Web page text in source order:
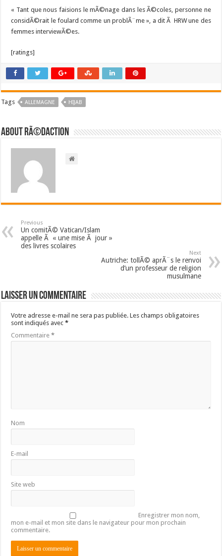
« Tant que nous faisions le mÃ©nage dans les Ã©coles, personne ne
considÃ©rait le foulard comme un problÃ¨me », a dit Ã HRW une des
femmes interviewÃ©es.
[ratings]
Tags ALLEMAGNE HIJAB
About RÃ©daction
Previous
Un comitÃ© Vatican/Islam
appelle Ã « une mise Ã jour »
des livres scolaires
Next
Autriche: tollÃ© aprÃ¨s le renvoi
d’un professeur de religion
musulmane
Laisser un commentaire
Votre adresse e-mail ne sera pas publiée. Les champs obligatoires
sont indiqués avec*
Commentaire*
Nom
E-mail
Site web
Enregistrer mon nom,
mon e-mail et mon site dans le navigateur pour mon prochain
commentaire.